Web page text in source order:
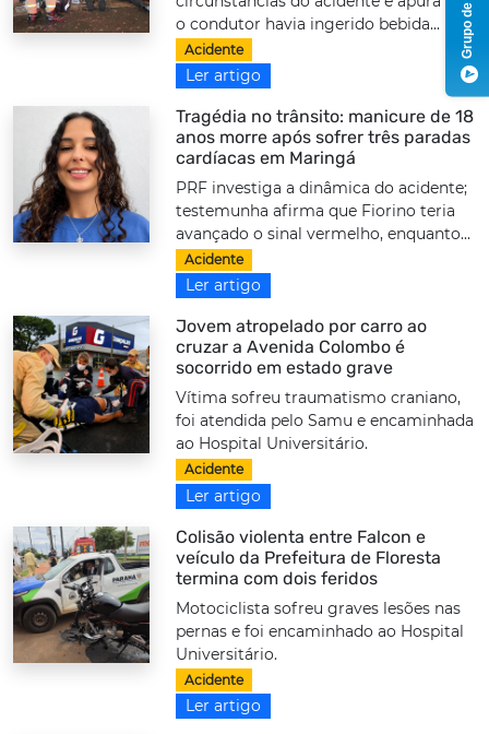
o condutor havia ingerido bebida...
Acidente
Ler artigo
Tragédia no trânsito: manicure de 18
anos morre após sofrer três paradas
cardíacas em Maringá
PRF investiga a dinâmica do acidente;
testemunha afirma que Fiorino teria
avançado o sinal vermelho, enquanto...
Acidente
Ler artigo
Jovem atropelado por carro ao
cruzar a Avenida Colombo é
socorrido em estado grave
Vítima sofreu traumatismo craniano,
foi atendida pelo Samu e encaminhada
ao Hospital Universitário.
Acidente
Ler artigo
Colisão violenta entre Falcon e
veículo da Prefeitura de Floresta
termina com dois feridos
Motociclista sofreu graves lesões nas
pernas e foi encaminhado ao Hospital
Universitário.
Acidente
Ler artigo